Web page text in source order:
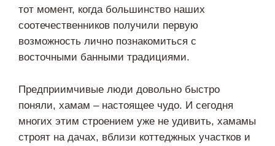
тот момент, когда большинство наших
соотечественников получили первую
возможность лично познакомиться с
восточными банными традициями.
Предприимчивые люди довольно быстро
поняли, хамам – настоящее чудо. И сегодня
многих этим строением уже не удивить, хамамы
строят на дачах, вблизи коттеджных участков и